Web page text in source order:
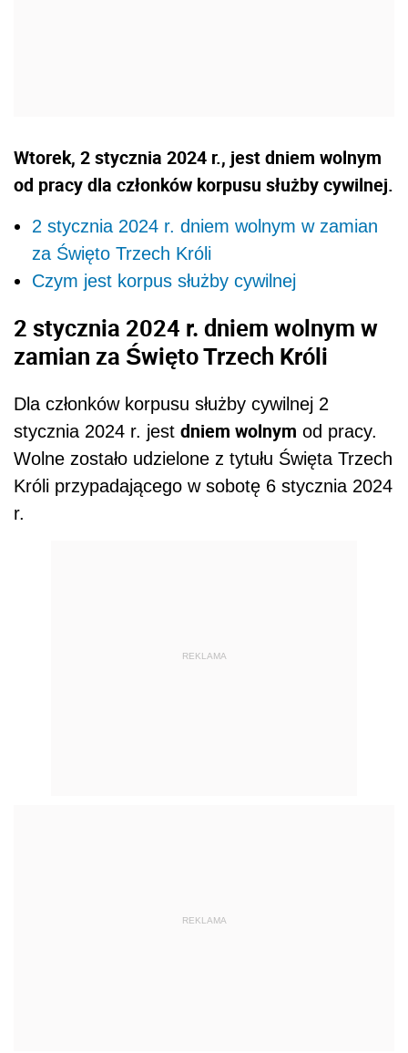
Wtorek, 2 stycznia 2024 r., jest dniem wolnym
od pracy dla członków korpusu służby cywilnej.
2 stycznia 2024 r. dniem wolnym w zamian
za Święto Trzech Króli
Czym jest korpus służby cywilnej
2 stycznia 2024 r. dniem wolnym w
zamian za Święto Trzech Króli
Dla członków korpusu służby cywilnej 2
stycznia 2024 r. jest dniem wolnym od pracy.
Wolne zostało udzielone z tytułu Święta Trzech
Króli przypadającego w sobotę 6 stycznia 2024
r.
REKLAMA
REKLAMA